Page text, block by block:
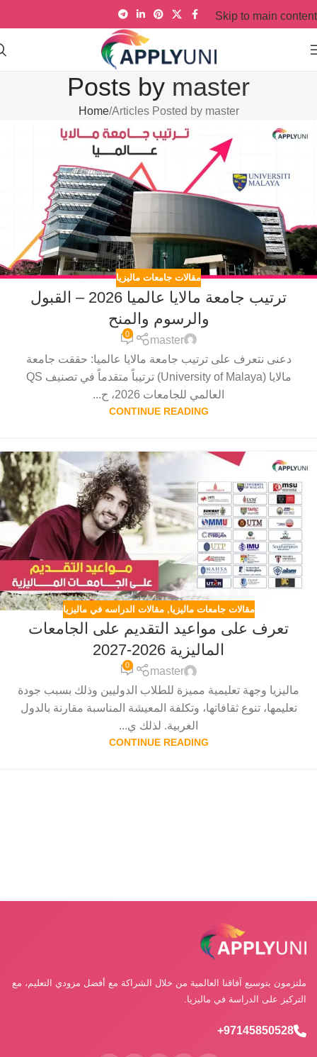
Skip to main content
Posts by master
Home Articles Posted by master
مقالات جامعات ماليزيا
ترتيب جامعة مالايا عالميا 2026 – القبول
والرسوم والمنح
master
0
دعنى نتعرف على ترتيب جامعة مالايا عالميا: حققت جامعة
مالايا (University of Malaya) ترتيباً متقدماً في تصنيف QS
العالمي للجامعات 2026، ح...
CONTINUE READING
مقالات جامعات ماليزيا,مقالات الدراسه في ماليزيا
تعرف على مواعيد التقديم على الجامعات
الماليزية 2026-2027
master
0
ماليزيا وجهة تعليمية مميزة للطلاب الدوليين وذلك بسبب جودة
تعليمها، تنوع ثقافاتها، وتكلفة المعيشة المناسبة مقارنة بالدول
الغربية. لذلك ي...
CONTINUE READING
ملتزمون بتوسيع آفاقنا العالمية من خلال الشراكة مع أفضل مزودي التعليم، مع
التركيز على الدراسة في ماليزيا.
97145850528+